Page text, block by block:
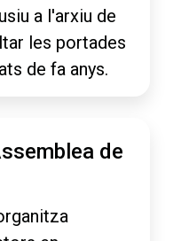
a l'arxiu de
les portades
de fa anys.
de